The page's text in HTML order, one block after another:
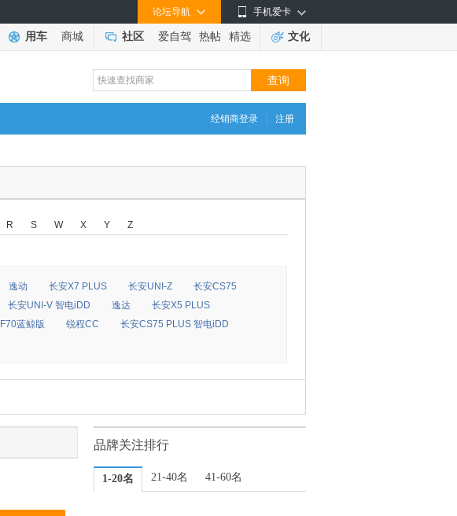
手机爱卡
论坛导航
用车 商城 社区 爱自驾 热帖 精选 文化
经销商登录 注册
R S W X Y Z
逸动 长安X7 PLUS 长安UNI-Z
长安CS75
长安UNI-V 智电iDD 逸达
长安X5 PLUS
蓝鲸版 锐程CC
长安CS75 PLUS 智电iDD
品牌关注排行
1-20名 21-40名 41-60名